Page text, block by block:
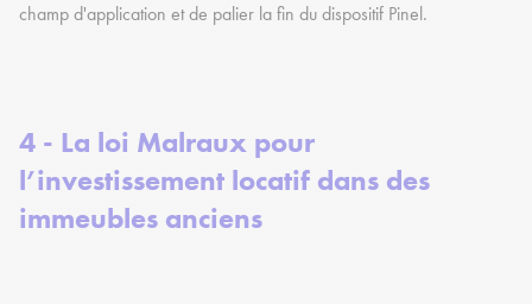
champ d'application et de palier la fin du dispositif Pinel.
4 - La loi Malraux pour
l’investissement locatif dans des
immeubles anciens